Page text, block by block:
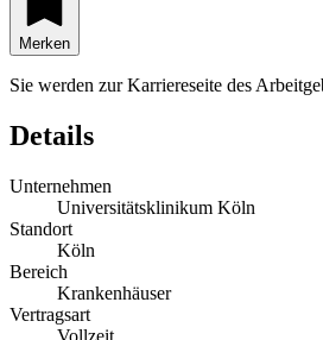
Merken
Sie werden zur Karriereseite des
Details
Unternehmen
Universitätsklinikum Köln
Standort
Köln
Bereich
Krankenhäuser
Vertragsart
Vollzeit